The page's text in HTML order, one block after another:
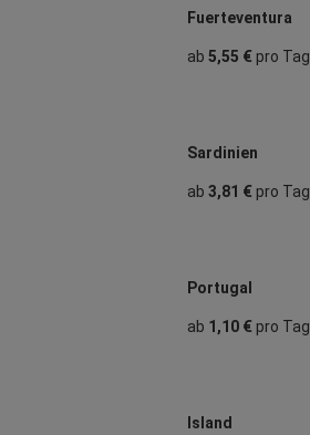
Fuerteventura
ab 5,55 €pro Tag
Sardinien
ab 3,81 €pro Tag
Portugal
ab 1,10 €pro Tag
Island